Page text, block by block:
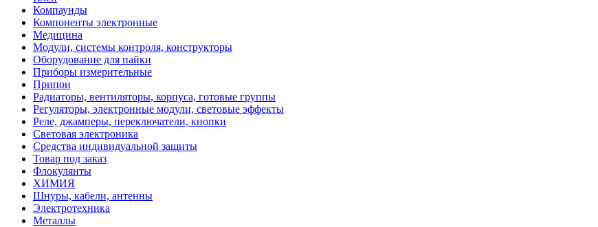
Компаунды
Компоненты электронные
Медицина
Модули, системы контроля, конструкторы
Оборудование для пайки
Приборы измерительные
Припои
Радиаторы, вентиляторы, корпуса, готовые группы
Регуляторы, электронные модули, световые эффекты
Реле, джамперы, переключатели, кнопки
Световая электроника
Средства индивидуальной защиты
Товар под заказ
Флокулянты
ХИМИЯ
Шнуры, кабели, антенны
Электротехника
Металлы